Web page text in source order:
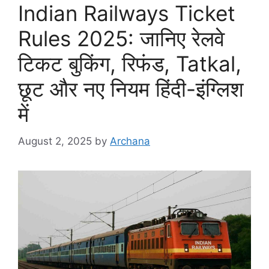
Indian Railways Ticket
Rules 2025: जानिए रेलवे
टिकट बुकिंग, रिफंड, Tatkal,
छूट और नए नियम हिंदी-इंग्लिश
में
August 2, 2025 by Archana